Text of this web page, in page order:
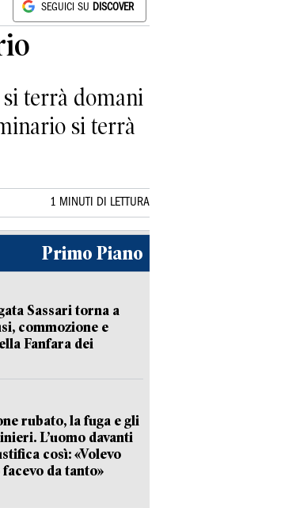
SEGUICI SU DISCOVER
terrà domani
si terrà
1 MINUTI DI LETTURA
Primo Piano
Sassari torna a
commozione e
Fanfara dei
rubato, la fuga e gli
L’uomo davanti
così: «Volevo
da tanto»